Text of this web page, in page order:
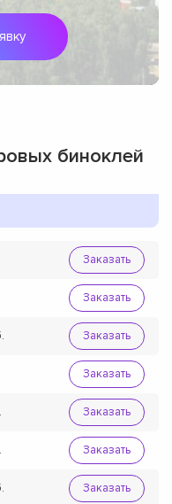
биноклей
Заказать
Заказать
Заказать
Заказать
Заказать
Заказать
Заказать